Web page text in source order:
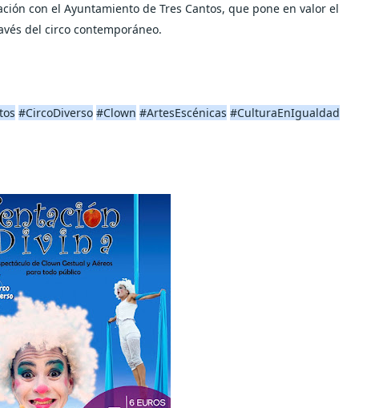
con el Ayuntamiento de Tres Cantos, que pone en valor el
del circo contemporáneo.
#CircoDiverso #Clown #ArtesEscénicas #CulturaEnIgualdad